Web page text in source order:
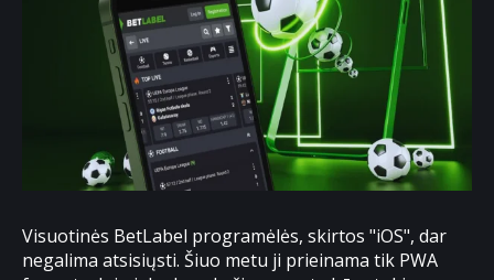
Visuotinės BetLabel programėlės, skirtos "iOS", dar
negalima atsisiųsti. Šiuo metu ji prieinama tik PWA